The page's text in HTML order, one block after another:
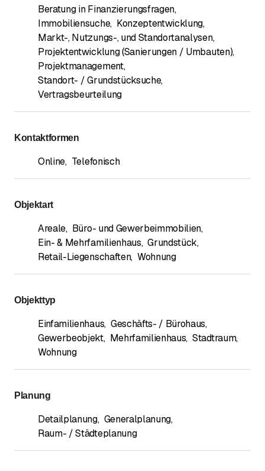
Beratung in Finanzierungsfragen,
Immobiliensuche, Konzeptentwicklung,
Markt-, Nutzungs-, und Standortanalysen,
Projektentwicklung (Sanierungen / Umbauten),
Projektmanagement,
Standort- / Grundstücksuche,
Vertragsbeurteilung
Kontaktformen
Online, Telefonisch
Objektart
Areale, Büro- und Gewerbeimmobilien,
Ein- & Mehrfamilienhaus, Grundstück,
Retail-Liegenschaften, Wohnung
Objekttyp
Einfamilienhaus, Geschäfts- / Bürohaus,
Gewerbeobjekt, Mehrfamilienhaus, Stadtraum,
Wohnung
Planung
Detailplanung, Generalplanung,
Raum- / Städteplanung